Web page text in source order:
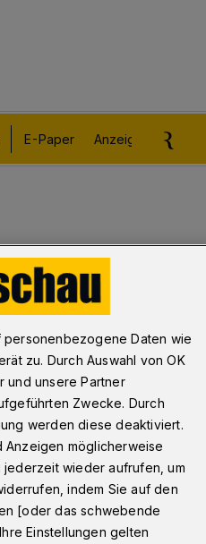
E-Paper Anzeigen aufgeben
Daten wie
zu. Durch Auswahl von OK
und unsere Partner
Zwecke. Durch
werden diese deaktiviert.
Anzeigen möglicherweise
jederzeit wieder aufrufen, um
indem Sie auf den
[oder das schwebende
Einstellungen gelten